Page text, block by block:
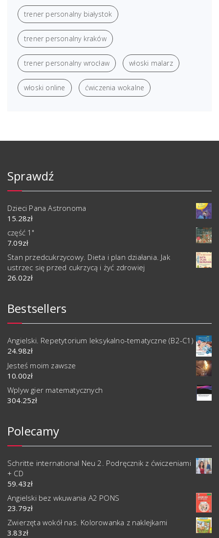
trener personalny białystok
trener personalny kraków
trener personalny wrocław włoski malarz
włoski online ćwiczenia wokalne
Sprawdź
Dzieci Pana Astronoma
15.28zł
część 1"
7.09zł
Stan przedcukrzycowy. Dieta i plan działania. Jak
ustrzec się przed cukrzycą i żyć zdrowiej
26.02zł
Bestsellers
Angielski. Repetytorium leksykalno-tematyczne (B2-C1)
24.98zł
Jesteś moim zawsze
10.00zł
Wplyw gier matematycznych
304.25zł
Polecamy
Schritte international Neu 2. Podręcznik z ćwiczeniami
+ CD
59.43zł
Angielski bez wkuwania A2 PONS
23.79zł
Zwierzęta wokół nas. Kolorowanka z naklejkami
3.83zł